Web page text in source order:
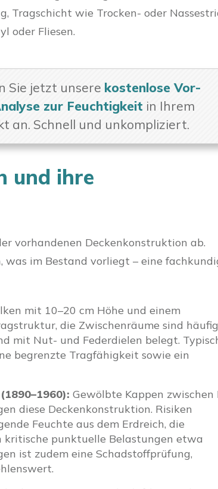
Tragschicht wie Trocken- oder
oder Fliesen.
Sie jetzt unsere kostenlose Vor-
zur Feuchtigkeit in Ihrem
an. Schnell und unkompliziert.
und ihre
vorhandenen Deckenkonstruktion ab.
im Bestand vorliegt – eine
mit 10–20 cm Höhe und einem
die Zwischenräume sind häufig
mit Nut- und Federdielen belegt.
begrenzte Tragfähigkeit sowie ein
Gewölbte Kappen zwischen
diese Deckenkonstruktion. Risiken
Feuchte aus dem Erdreich, die
kritische punktuelle Belastungen etwa
ist zudem eine Schadstoffprüfung,